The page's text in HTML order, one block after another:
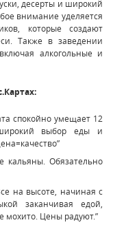
десерты и широкий
внимание уделяется
которые создают
Также в заведении
алкогольные и
спокойно умещает 12
широкий выбор еды и
кальяны. Обязательно
на высоте, начиная с
заканчивая едой,
мохито. Цены радуют.”